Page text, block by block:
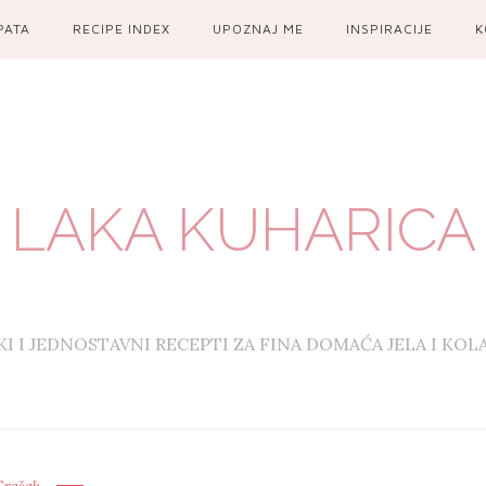
RECIPE INDEX UPOZNAJ ME INSPIRACIJE
LAKA KUHARICA
I JEDNOSTAVNI RECEPTI ZA FINA DOMAĆA JELA I